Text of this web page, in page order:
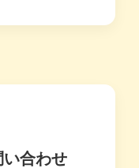
い合わせ